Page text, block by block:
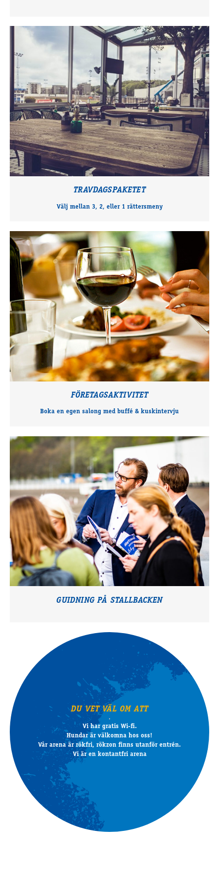
TRAVDAGSPAKETET
Välj mellan 3, 2, eller 1 rättersmeny
FÖRETAGSAKTIVITET
Boka en egen salong med buffé & kuskintervju
GUIDNING PÅ STALLBACKEN
DU VET VÄL OM ATT
Vi har gratis Wi-fi.
Hundar är välkomna hos oss!
Vår arena är rökfri, rökzon finns utanför entrén.
Vi är en kontantfri arena